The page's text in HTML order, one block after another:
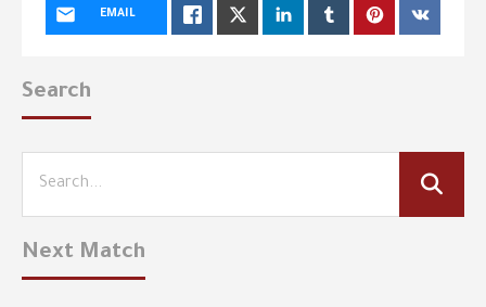
EMAIL
Search
Next Match